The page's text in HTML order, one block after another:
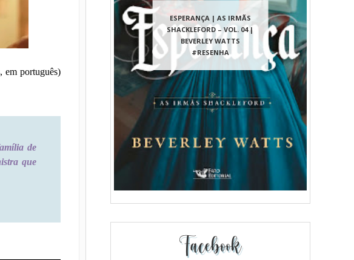
em português)
de
que
ESPERANÇA | AS IRMÃS
SHACKLEFORD – VOL. 04 |
BEVERLEY WATTS
#RESENHA
Facebook